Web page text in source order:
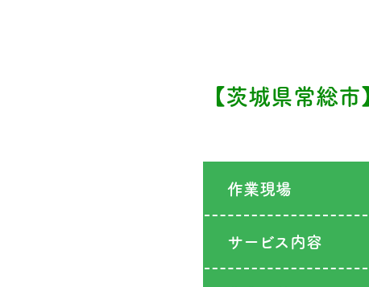
【茨城県常総
作業現場
サービス内容